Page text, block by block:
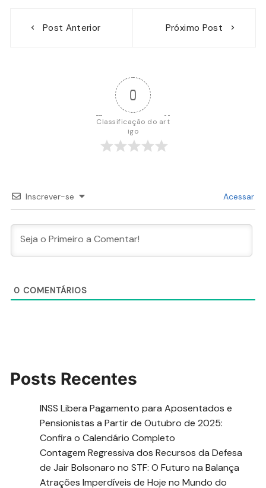
Post Anterior Próximo Post
0
Classificação do art
igo
Inscrever-se Acessar
0 COMENTÁRIOS
Posts Recentes
INSS Libera Pagamento para Aposentados e
Pensionistas a Partir de Outubro de 2025:
Confira o Calendário Completo
Contagem Regressiva dos Recursos da Defesa
de Jair Bolsonaro no STF: O Futuro na Balança
Atrações Imperdíveis de Hoje no Mundo do